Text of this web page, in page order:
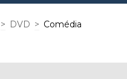
> DVD > Comédia